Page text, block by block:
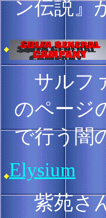
ン伝説』
サルファ
のページ
で行う闇
Elysium
紫苑さん